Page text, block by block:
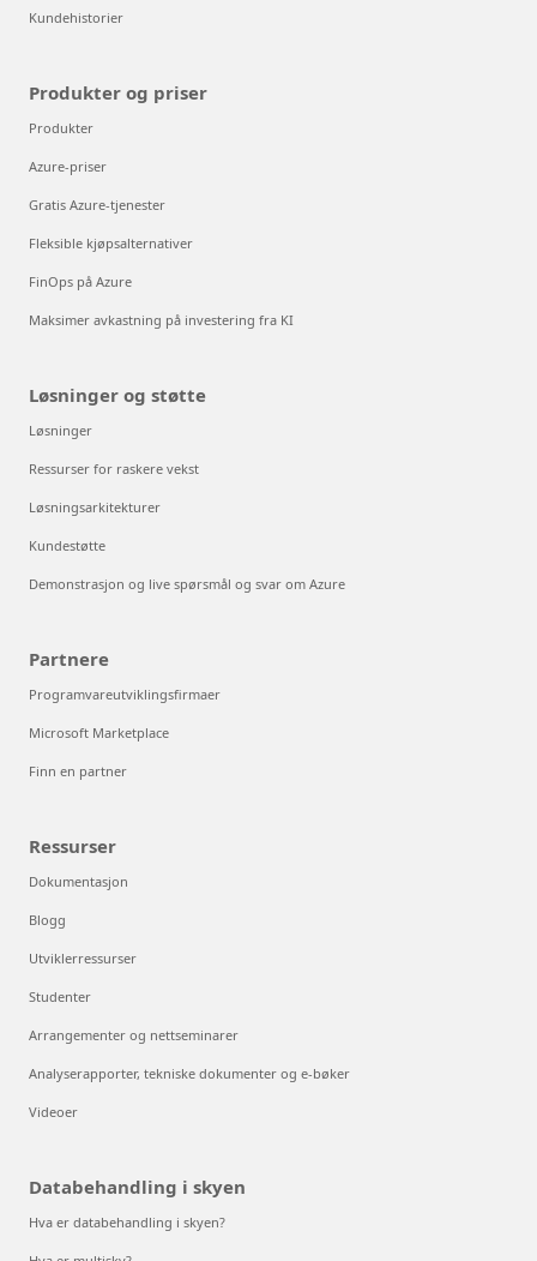
Kundehistorier
Produkter og priser
Produkter
Azure-priser
Gratis Azure-tjenester
Fleksible kjøpsalternativer
FinOps på Azure
Maksimer avkastning på investering fra KI
Løsninger og støtte
Løsninger
Ressurser for raskere vekst
Løsningsarkitekturer
Kundestøtte
Demonstrasjon og live spørsmål og svar om Azure
Partnere
Programvareutviklingsfirmaer
Microsoft Marketplace
Finn en partner
Ressurser
Dokumentasjon
Blogg
Utviklerressurser
Studenter
Arrangementer og nettseminarer
Analyserapporter, tekniske dokumenter og e-bøker
Videoer
Databehandling i skyen
Hva er databehandling i skyen?